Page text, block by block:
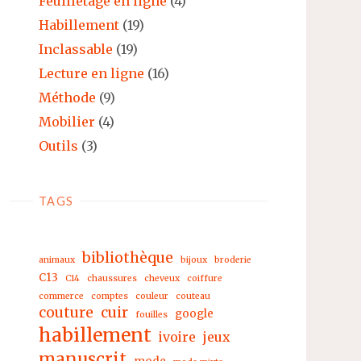
Habillement (19)
Inclassable (19)
Lecture en ligne (16)
Méthode (9)
Mobilier (4)
Outils (3)
TAGS
animaux bibliothèque bijoux broderie
C13 C14 chaussures cheveux
coiffure
commerce
comptes couleur couteau
couture cuir fouilles google
habillement ivoire jeux